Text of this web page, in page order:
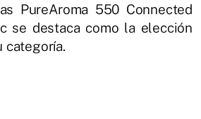
PureAroma 550 Connected
se destaca como la elección
categoría.